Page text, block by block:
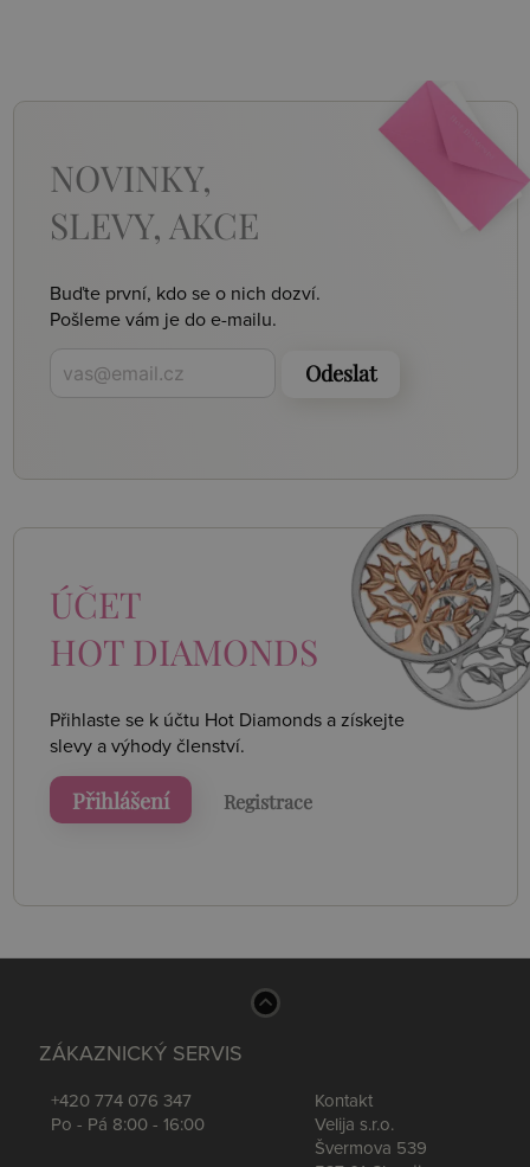
NOVINKY,
SLEVY, AKCE
Buďte první, kdo se o nich dozví.
Pošleme vám je do e-mailu.
Odeslat
ÚČET
HOT DIAMONDS
Přihlaste se k účtu Hot Diamonds a získejte
slevy a výhody členství.
Přihlášení Registrace
ZÁKAZNICKÝ SERVIS
+420 774 076 347
Po - Pá 8:00 - 16:00
Kontakt
Velija s.r.o.
Švermova 539